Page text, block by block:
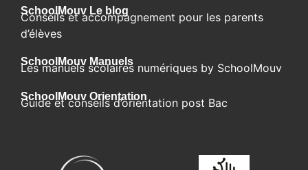
SchoolMouv Le blog​
Conseils et accompagnement pour les parents
d’élèves
SchoolMouv Manuels
Les manuels scolaires numériques by SchoolMouv
SchoolMouv Orientation
Guide et conseils d’orientation post Bac